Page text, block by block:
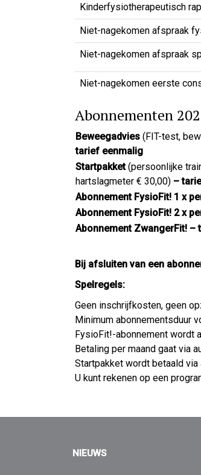
Kinderfysiotherapeutisch
Niet-nagekomen afspraak
Niet-nagekomen afspraak
Niet-nagekomen eerste
Abonnementen
Beweegadvies (FIT-test,
tarief eenmalig
Startpakket(persoonlijke
hartslagmeter € 30,00) –
Abonnement FysioFit! 1 x
Abonnement FysioFit! 2 x
Abonnement ZwangerFit!
Bij afsluiten van een
Spelregels:
Geen inschrijfkosten, geen
Minimum abonnementsduur
FysioFit!-abonnement wordt
Betaling per maand gaat via
Startpakket wordt betaald
U kunt rekenen op een
NIEUWS